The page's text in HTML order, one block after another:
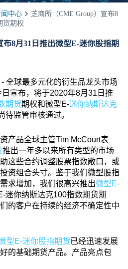
中心
芝商所（CME Group）宣布8
货期权
8月31日推出微型E-迷你股指期
全球最多元化的衍生品龙头市场
宣布，将于2020年8月31日推
期货期权和微型E-迷你纳斯达克
待监管审核通过。
产品全球主管Tim McCourt表
推出一年多以来所有类型的市场
这些合约调整股票指数敞口，或
资组合头寸。鉴于我们微型股指
求增加，我们很高兴推出微型E-
迷你纳斯达克100指数期货期
的客户在持续的经济不确定性中
型E-迷你股指期货已经迅速发展
的基础期货产品。产品亮点包